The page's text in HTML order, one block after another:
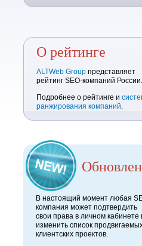
О рейтинге
ALTWeb Group представляет
рейтинг SEO-компаний России.
Подробнее о рейтинге и
ранжирования компаний.
В настоящий момент любая
компания может подтвердить
свои права в личном кабинете
изменить список
клиентских проектов.